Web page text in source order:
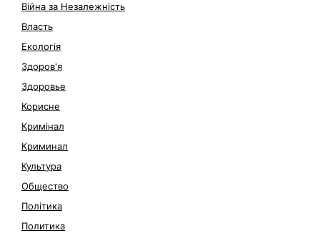
Війна за Незалежність
Власть
Екологія
Здоров'я
Здоровье
Корисне
Кримінал
Криминал
Культура
Общество
Політика
Политика